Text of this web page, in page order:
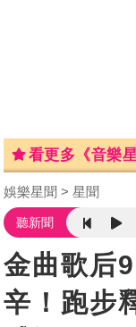
看更多《音樂
娛樂星聞 星聞
聽新聞
金曲歌后
辛！跑步